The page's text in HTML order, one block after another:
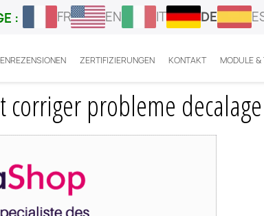
: FR EN IT DE
ZERTIFIZIERUNGEN KONTAKT MODULE &
corriger probleme